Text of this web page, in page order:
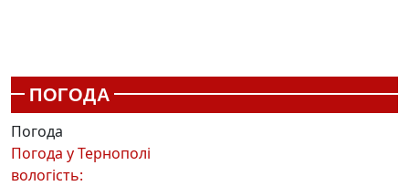
ПОГОДА
Погода
Погода уТернополі
вологість: